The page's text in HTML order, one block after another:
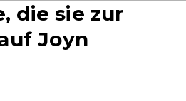
die sie zur
Joyn